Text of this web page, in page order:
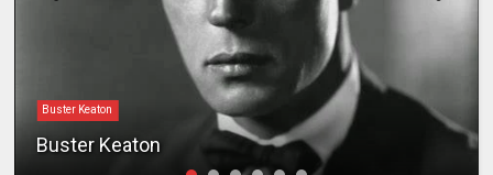
Buster Keaton
Buster Keaton